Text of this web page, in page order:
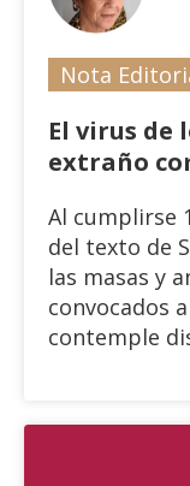
Nota
El virus de
extraño
Al cumplirse
del texto de
las masas y
convocados
contemple
que acaece